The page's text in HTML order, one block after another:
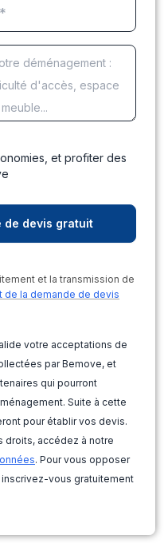
et profiter des
et la transmission de
de la demande de devis
votre acceptations de
par Bemove, et
qui pourront
Suite à cette
pour établir vos devis.
droits, accédez à notre
. Pour vous opposer
vous gratuitement